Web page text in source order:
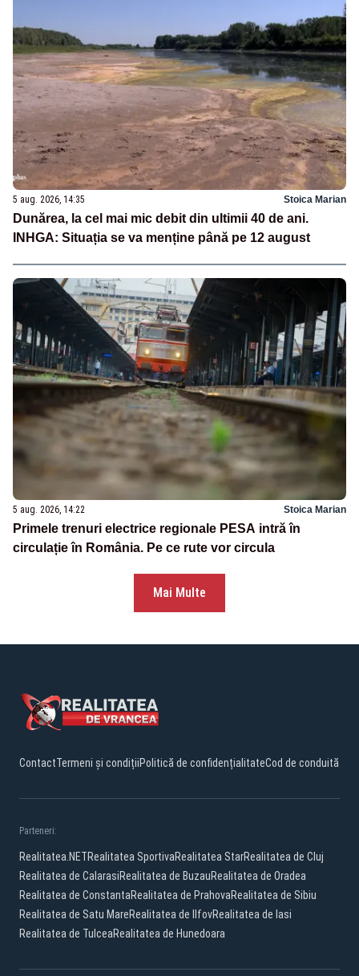
5 aug. 2026, 14:35 Stoica Marian
Dunărea, la cel mai mic debit din ultimii 40 de ani.
INHGA: Situația se va menține până pe 12 august
5 aug. 2026, 14:22 Stoica Marian
Primele trenuri electrice regionale PESA intră în
circulație în România. Pe ce rute vor circula
Mai Multe
ContactTermeni și condițiiPolitică de confidențialitateCod de conduită
Parteneri:
Realitatea.NETRealitatea SportivaRealitatea StarRealitatea de Cluj
Realitatea de CalarasiRealitatea de BuzauRealitatea de Oradea
Realitatea de ConstantaRealitatea de PrahovaRealitatea de Sibiu
Realitatea de Satu MareRealitatea de IlfovRealitatea de Iasi
Realitatea de TulceaRealitatea de Hunedoara